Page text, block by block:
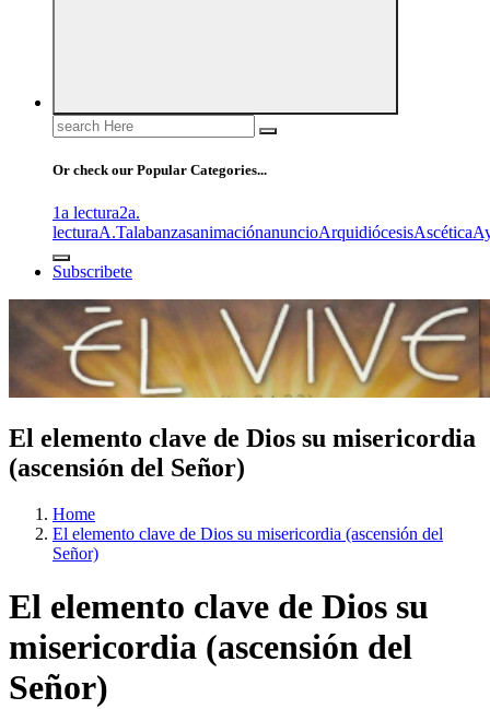
Search
for:
Or check our Popular Categories...
1a lectura2a.
lecturaA.TalabanzasanimaciónanuncioArquidiócesisAscética
Subscribete
El elemento clave de Dios su misericordia
(ascensión del Señor)
Home
El elemento clave de Dios su misericordia (ascensión del
Señor)
El elemento clave de Dios su
misericordia (ascensión del
Señor)